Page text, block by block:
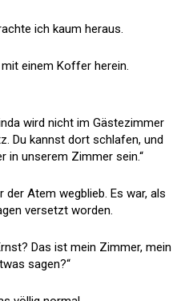
ich kaum heraus.
einem Koffer herein.
wird nicht im Gästezimmer
Du kannst dort schlafen, und
in unserem Zimmer sein.“
Atem wegblieb. Es war, als
versetzt worden.
Das ist mein Zimmer, mein
sagen?“